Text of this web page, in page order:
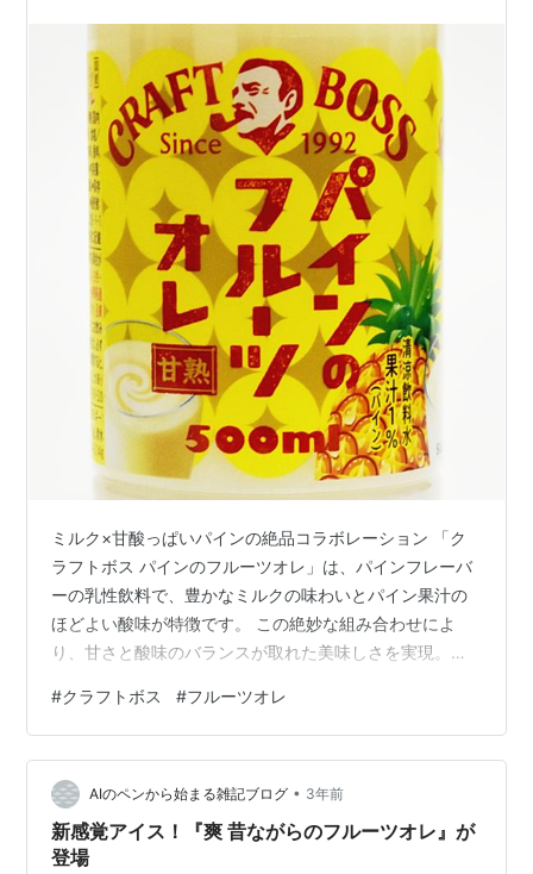
ミルク×甘酸っぱいパインの絶品コラボレーション 「ク
ラフトボス パインのフルーツオレ」は、パインフレーバ
ーの乳性飲料で、豊かなミルクの味わいとパイン果汁の
ほどよい酸味が特徴です。 この絶妙な組み合わせによ
り、甘さと酸味のバランスが取れた美味しさを実現。ミ
り、一度飲んだらクセになること間違いなし！ サントリ
ー クラフトボス パインのフルーツオレ 500ml ペットボ
トル 24本 1ケース 【送料無料（一部地域除く）】
posted with カエレバ 楽天市場 Amazon Yahooショッピ
ング 発売予定日：2024年7月9日 参考小売価格：税抜…
#クラフトボス #フルーツオレ
AIのペンから始まる雑記ブログ • 3年前
新感覚アイス！『爽 昔ながらのフルーツオレ』が
登場